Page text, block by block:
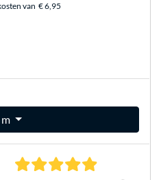
van € 6,95
5.0 sterren